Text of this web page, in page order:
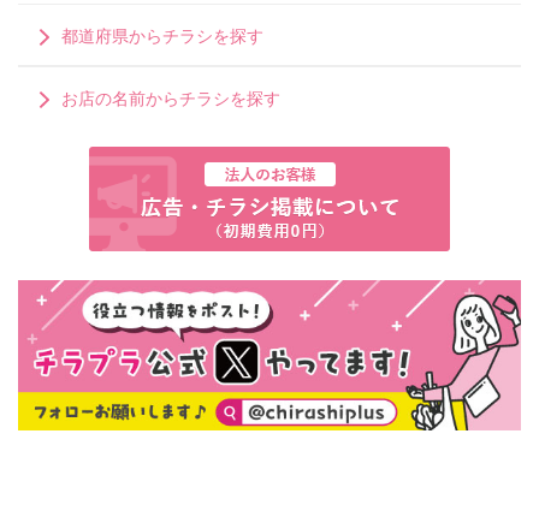
都道府県からチラシを探す
お店の名前からチラシを探す